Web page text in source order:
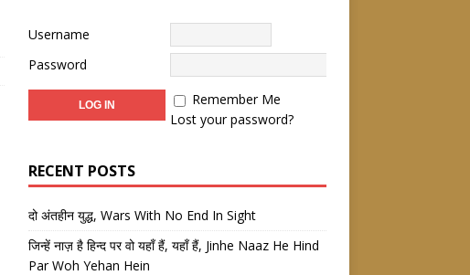
Username
Password
Remember Me
Lost your password?
RECENT POSTS
दो अंतहीन युद्ध, Wars With No End In Sight
जिन्हें नाज़ है हिन्द पर वो यहाँ हैं, यहाँ हैं, Jinhe Naaz He Hind
Par Woh Yehan Hein